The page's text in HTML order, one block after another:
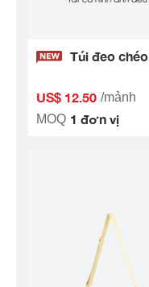
Túi đeo
US$ 12.50 /mảnh
MOQ 1 đơn vị